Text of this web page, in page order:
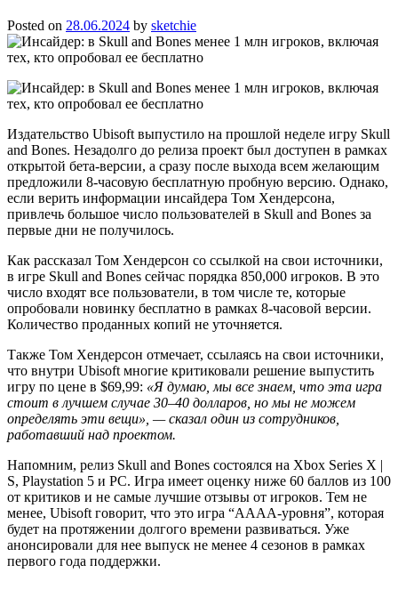
Posted on 28.06.2024 by sketchie
Издательство Ubisoft выпустило на прошлой неделе игру Skull
and Bones. Незадолго до релиза проект был доступен в рамках
открытой бета-версии, а сразу после выхода всем желающим
предложили 8-часовую бесплатную пробную версию. Однако,
если верить информации инсайдера Том Хендерсона,
привлечь большое число пользователей в Skull and Bones за
первые дни не получилось.
Как рассказал Том Хендерсон со ссылкой на свои источники,
в игре Skull and Bones сейчас порядка 850,000 игроков. В это
число входят все пользователи, в том числе те, которые
опробовали новинку бесплатно в рамках 8-часовой версии.
Количество проданных копий не уточняется.
Также Том Хендерсон отмечает, ссылаясь на свои источники,
что внутри Ubisoft многие критиковали решение выпустить
игру по цене в $69,99: «Я думаю, мы все знаем, что эта игра
стоит в лучшем случае 30–40 долларов, но мы не можем
определять эти вещи», — сказал один из сотрудников,
работавший над проектом.
Напомним, релиз Skull and Bones состоялся на Xbox Series X |
S, Playstation 5 и PC. Игра имеет оценку ниже 60 баллов из 100
от критиков и не самые лучшие отзывы от игроков. Тем не
менее, Ubisoft говорит, что это игра “AAAA-уровня”, которая
будет на протяжении долгого времени развиваться. Уже
анонсировали для нее выпуск не менее 4 сезонов в рамках
первого года поддержки.